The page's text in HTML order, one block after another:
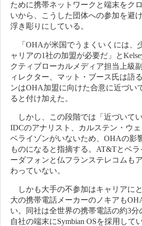
ために携帯ネットワークと端末をク
いから、こうした団体への参加を避
浮き彫りにしている。
「OHAが米国でうまくいくには、
ャリアの1社の加盟が必要だ」と
クティブローカルメディア担当上級
ィレクター、マット・ブース氏は語
ンはOHA加盟に向けた合意に近づい
ると付け加えた。
しかし、この段階では「近づいてい
IDCのアナリスト、カルステン・ウ
ベライゾンがいないため、OHAの影
ものになると指摘する。AT&Tとベ
ーダフォンと仏フランステレコムも
わっていない。
しかも大手の不参加はキャリアに
大の携帯電話メーカーのノキアも
い。同社は全世界の携帯電話の約3分
自社の端末にSymbian OSを採用してい